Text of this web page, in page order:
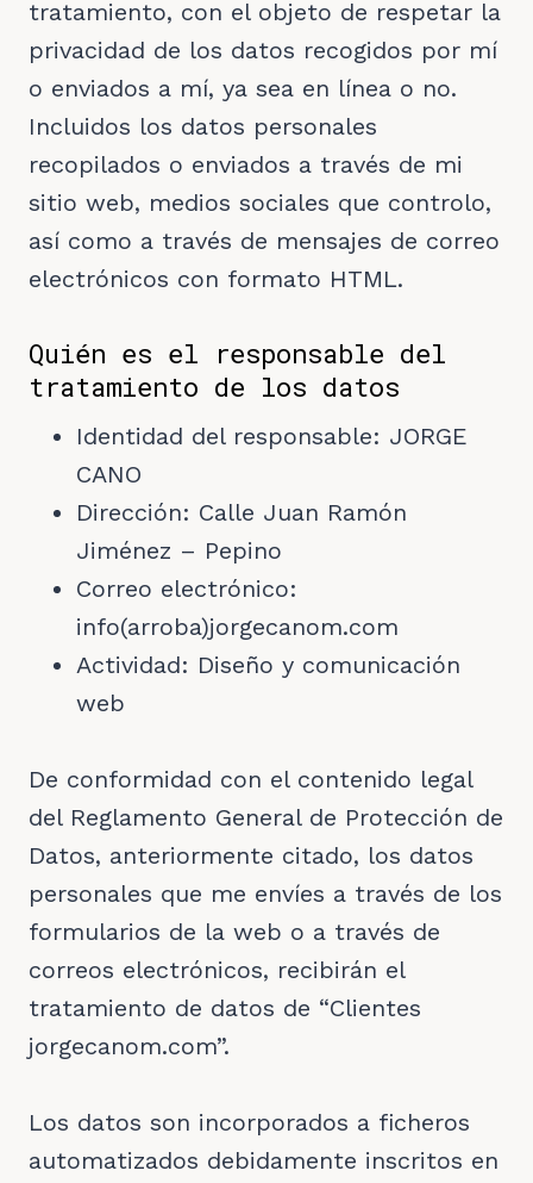
tratamiento, con el objeto de respetar la
privacidad de los datos recogidos por mí
o enviados a mí, ya sea en línea o no.
Incluidos los datos personales
recopilados o enviados a través de mi
sitio web, medios sociales que controlo,
así como a través de mensajes de correo
electrónicos con formato HTML.
Quién es el responsable del
tratamiento de los datos
Identidad del responsable: JORGE
CANO
Dirección: Calle Juan Ramón
Jiménez – Pepino
Correo electrónico:
info(arroba)jorgecanom.com
Actividad: Diseño y comunicación
web
De conformidad con el contenido legal
del Reglamento General de Protección de
Datos, anteriormente citado, los datos
personales que me envíes a través de los
formularios de la web o a través de
correos electrónicos, recibirán el
tratamiento de datos de “Clientes
jorgecanom.com”.
Los datos son incorporados a ficheros
automatizados debidamente inscritos en